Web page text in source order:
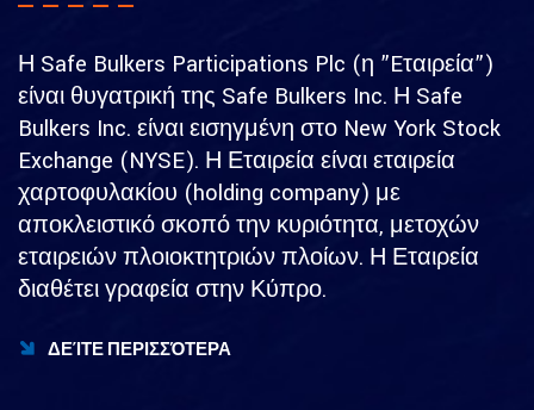
Η Safe Bulkers Participations Plc (η ”Eταιρεία”)
είναι θυγατρική της Safe Bulkers Inc. Η Safe
Bulkers Inc. είναι εισηγμένη στο New York Stock
Exchange (NYSE). Η Εταιρεία είναι εταιρεία
χαρτοφυλακίου (holding company) με
αποκλειστικό σκοπό την κυριότητα, μετοχών
εταιρειών πλοιοκτητριών πλοίων. Η Εταιρεία
διαθέτει γραφεία στην Κύπρο.
ΔΕΊΤΕ ΠΕΡΙΣΣΌΤΕΡΑ